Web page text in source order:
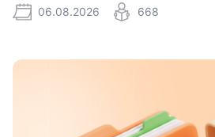
06.08.2026 668